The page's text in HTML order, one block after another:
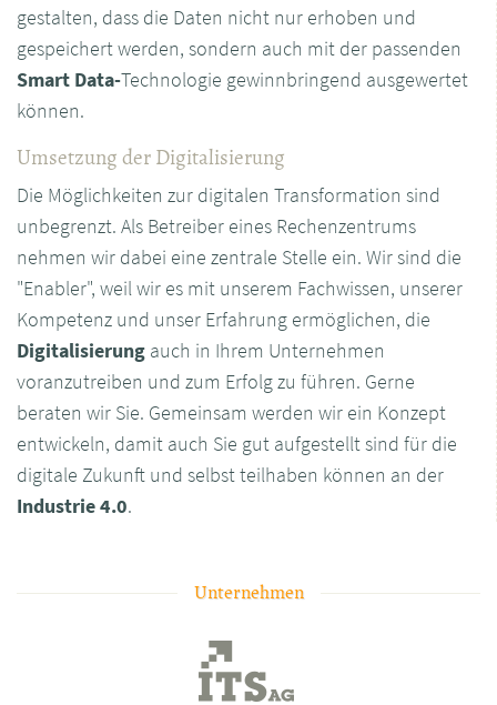
gestalten, dass die Daten nicht nur erhoben und
gespeichert werden, sondern auch mit der passenden
Smart Data-Technologie gewinnbringend ausgewertet
können.
Umsetzung der Digitalisierung
Die Möglichkeiten zur digitalen Transformation sind
unbegrenzt. Als Betreiber eines Rechenzentrums
nehmen wir dabei eine zentrale Stelle ein. Wir sind die
"Enabler", weil wir es mit unserem Fachwissen, unserer
Kompetenz und unser Erfahrung ermöglichen, die
Digitalisierung auch in Ihrem Unternehmen
voranzutreiben und zum Erfolg zu führen. Gerne
beraten wir Sie. Gemeinsam werden wir ein Konzept
entwickeln, damit auch Sie gut aufgestellt sind für die
digitale Zukunft und selbst teilhaben können an der
Industrie 4.0.
Unternehmen